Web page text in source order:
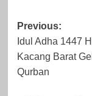
November 3,
Post
Previous:
Idul Adha 1447
Kacang Barat
Qurban